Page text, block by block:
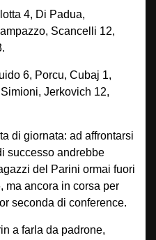
4, Di Padua,
Scancelli 12,
6, Porcu, Cubaj 1,
Jerkovich 12,
di giornata: ad affrontarsi
successo andrebbe
del Parini ormai fuori
ma ancora in corsa per
seconda di conference.
a farla da padrone,